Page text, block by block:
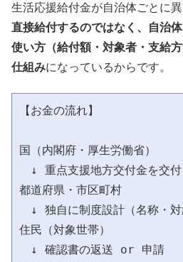
生活応援給付金が自治体ごとに異
直接給付するのではなく、自治
使い方（給付額・対象者・支給
仕組みになっているからです。
【お金の流れ】
国（内閣府・厚生労働省）
↓ 重点支援地方交付金を交付
都道府県・市区町村
↓ 独自に制度設計（名称・対
住民（対象世帯）
↓ 確認書の返送 or 申請